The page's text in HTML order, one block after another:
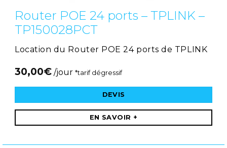
Router POE 24 ports – TPLINK –
TP150028PCT
Location du Router POE 24 ports de TPLINK
30,00€ /jour *tarif dégressif
DEVIS
EN SAVOIR +